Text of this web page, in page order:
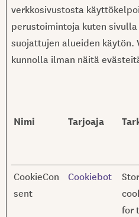
verkkosivustosta
perustoimintoja kuten
suojattujen alueiden käytön.
kunnolla ilman näitä
Nimi Tarjoaja
CookieCon
sent
Cookiebot
for